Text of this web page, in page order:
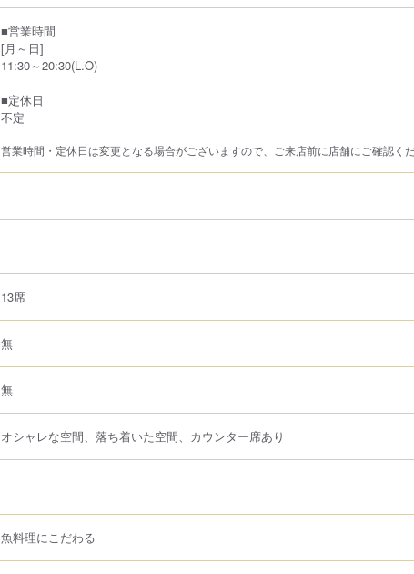
■営業時間
[月～日]
11:30～20:30(L.O)
■定休日
不定
営業時間・定休日は変更となる場合がございますので、ご来店前に店舗にご確認くだ
13席
無
無
オシャレな空間、落ち着いた空間、カウンター席あり
魚料理にこだわる